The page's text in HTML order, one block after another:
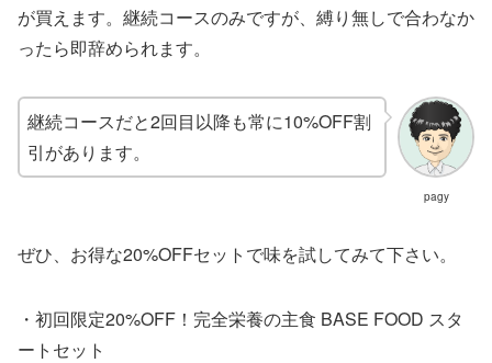
が買えます。継続コースのみですが、縛り無しで合わなか
ったら即辞められます。
pagy
継続コースだと2回目以降も常に10%OFF割
引があります。
ぜひ、お得な20%OFFセットで味を試してみて下さい。
・初回限定20%OFF！完全栄養の主食 BASE FOOD スタ
ートセット